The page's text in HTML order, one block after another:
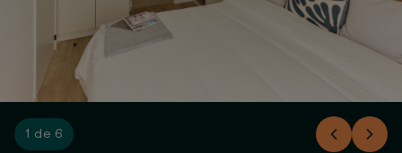
1 de 6